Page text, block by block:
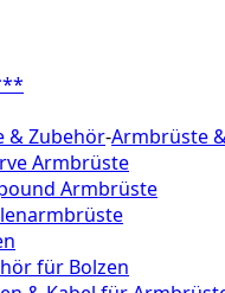
& Zubehör-Armbrüste
Armbrüste
Armbrüste
für Bolzen